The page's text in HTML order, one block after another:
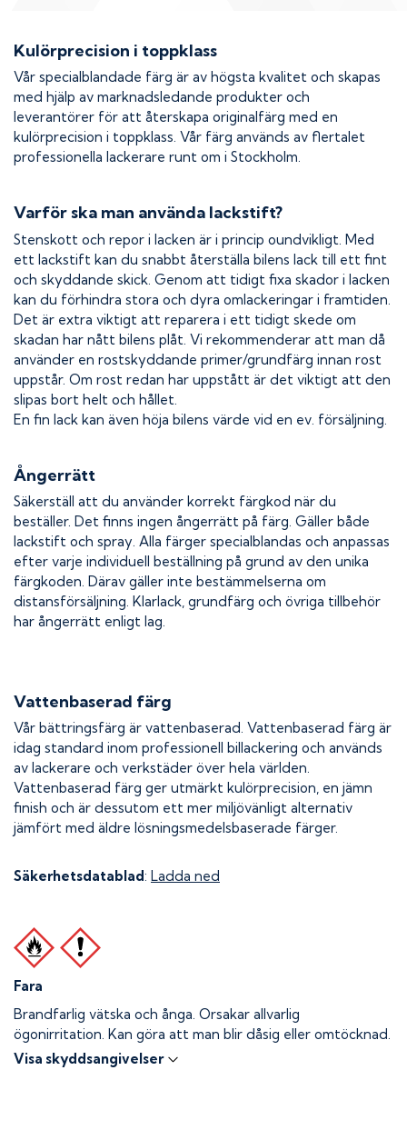
Kulörprecision i toppklass
Vår specialblandade färg är av högsta kvalitet och skapas
med hjälp av marknadsledande produkter och
leverantörer för att återskapa originalfärg med en
kulörprecision i toppklass. Vår färg används av flertalet
professionella lackerare runt om i Stockholm.
Varför ska man använda lackstift?
Stenskott och repor i lacken är i princip oundvikligt. Med
ett lackstift kan du snabbt återställa bilens lack till ett fint
och skyddande skick. Genom att tidigt fixa skador i lacken
kan du förhindra stora och dyra omlackeringar i framtiden.
Det är extra viktigt att reparera i ett tidigt skede om
skadan har nått bilens plåt. Vi rekommenderar att man då
använder en rostskyddande primer/grundfärg innan rost
uppstår. Om rost redan har uppstått är det viktigt att den
slipas bort helt och hållet.
En fin lack kan även höja bilens värde vid en ev. försäljning.
Ångerrätt
Säkerställ att du använder korrekt färgkod när du
beställer. Det finns ingen ångerrätt på färg. Gäller både
lackstift och spray. Alla färger specialblandas och anpassas
efter varje individuell beställning på grund av den unika
färgkoden. Därav gäller inte bestämmelserna om
distansförsäljning. Klarlack, grundfärg och övriga tillbehör
har ångerrätt enligt lag.
Vattenbaserad färg
Vår bättringsfärg är vattenbaserad. Vattenbaserad färg är
idag standard inom professionell billackering och används
av lackerare och verkstäder över hela världen.
Vattenbaserad färg ger utmärkt kulörprecision, en jämn
finish och är dessutom ett mer miljövänligt alternativ
jämfört med äldre lösningsmedelsbaserade färger.
Säkerhetsdatablad: Ladda ned
Fara
Brandfarlig vätska och ånga. Orsakar allvarlig
ögonirritation. Kan göra att man blir dåsig eller omtöcknad.
Visa skyddsangivelser